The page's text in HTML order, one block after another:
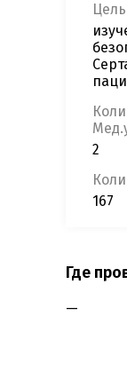
2
167
Где
—